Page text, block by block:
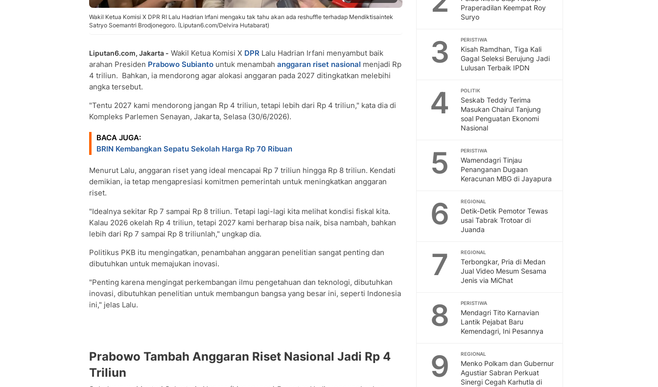
Wakil Ketua Komisi X DPR RI Lalu Hadrian Irfani mengaku tak tahu akan ada reshuffle terhadap Mendiktisaintek
Satryo Soemantri Brodjonegoro. (Liputan6.com/Delvira Hutabarat)
Liputan6.com, Jakarta - Wakil Ketua Komisi X DPR Lalu Hadrian Irfani menyambut baik
arahan Presiden Prabowo Subianto untuk menambah anggaran riset nasional menjadi Rp
4 triliun. Bahkan, ia mendorong agar alokasi anggaran pada 2027 ditingkatkan melebihi
angka tersebut.
"Tentu 2027 kami mendorong jangan Rp 4 triliun, tetapi lebih dari Rp 4 triliun," kata dia di
Kompleks Parlemen Senayan, Jakarta, Selasa (30/6/2026).
BACA JUGA:
BRIN Kembangkan Sepatu Sekolah Harga Rp 70 Ribuan
Menurut Lalu, anggaran riset yang ideal mencapai Rp 7 triliun hingga Rp 8 triliun. Kendati
demikian, ia tetap mengapresiasi komitmen pemerintah untuk meningkatkan anggaran
riset.
"Idealnya sekitar Rp 7 sampai Rp 8 triliun. Tetapi lagi-lagi kita melihat kondisi fiskal kita.
Kalau 2026 okelah Rp 4 triliun, tetapi 2027 kami berharap bisa naik, bisa nambah, bahkan
lebih dari Rp 7 sampai Rp 8 triliunlah," ungkap dia.
Politikus PKB itu mengingatkan, penambahan anggaran penelitian sangat penting dan
dibutuhkan untuk memajukan inovasi.
"Penting karena mengingat perkembangan ilmu pengetahuan dan teknologi, dibutuhkan
inovasi, dibutuhkan penelitian untuk membangun bangsa yang besar ini, seperti Indonesia
ini," jelas Lalu.
Prabowo Tambah Anggaran Riset Nasional Jadi Rp 4
Triliun
Praperadilan Keempat Roy
Suryo
3 PERISTIWA
Kisah Ramdhan, Tiga Kali
Gagal Seleksi Berujung Jadi
Lulusan Terbaik IPDN
4 POLITIK
Seskab Teddy Terima
Masukan Chairul Tanjung
soal Penguatan Ekonomi
Nasional
5 PERISTIWA
Wamendagri Tinjau
Penanganan Dugaan
Keracunan MBG di Jayapura
6 REGIONAL
Detik-Detik Pemotor Tewas
usai Tabrak Trotoar di
Juanda
7 REGIONAL
Terbongkar, Pria di Medan
Jual Video Mesum Sesama
Jenis via MiChat
8 PERISTIWA
Mendagri Tito Karnavian
Lantik Pejabat Baru
Kemendagri, Ini Pesannya
9 REGIONAL
Menko Polkam dan Gubernur
Agustiar Sabran Perkuat
Sinergi Cegah Karhutla di